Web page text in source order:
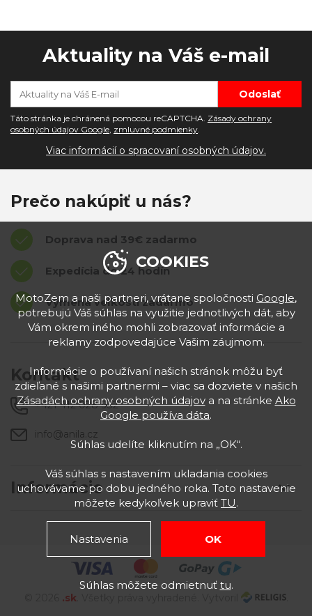
Aktuality na Váš e-mail
Táto stránka je chránená pomocou reCAPTCHA. Zásady ochrany
osobných údajov Google, zmluvné podmienky.
Viac informácií o spracovaní osobných údajov.
Prečo nakúpiť u nás?
Doprava nad 39€ zadarmo
Expedícia do 24 hodín
Výmena veľkostí zadarmo
Informácie
Kontakt
+421 412 028 932
info@anila.cz
.sk. Všetky práva vyhradené. Vytvoril .
COOKIES
MotoZem a naši partneri, vrátane spoločnosti Google,
potrebujú Váš súhlas na využitie jednotlivých dát, aby
Vám okrem iného mohli zobrazovať informácie a
reklamy zodpovedajúce Vašim záujmom.
Informácie o používaní našich stránok môžu byť
zdieľané s našimi partnermi – viac sa dozviete v našich
Zásadách ochrany osobných údajova na stránke Ako
Google používa dáta.
Súhlas udelíte kliknutím na „OK“.
Váš súhlas s nastavením ukladania cookies
uchovávame po dobu jedného roka. Toto nastavenie
môžete kedykoľvek upraviť TU.
Nastavenia OK
Súhlas môžete odmietnuť tu.